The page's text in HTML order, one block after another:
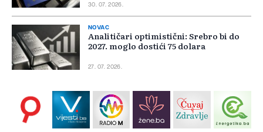
30. 07. 2026.
NOVAC
Analitičari optimistični: Srebro bi do
2027. moglo dostići 75 dolara
27. 07. 2026.